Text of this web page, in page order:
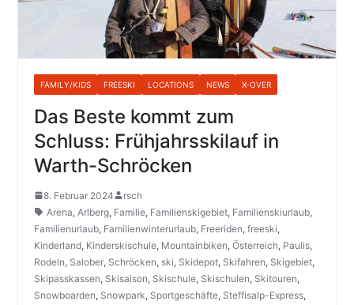
FAMILY/KIDS FREESKI LOCATIONS NEWS X-OVER
Das Beste kommt zum
Schluss: Frühjahrsskilauf in
Warth-Schröcken
8. Februar 2024
rsch
Arena, Arlberg, Familie, Familienskigebiet, Familienskiurlaub,
Familienurlaub, Familienwinterurlaub, Freeriden, freeski,
Kinderland, Kinderskischule, Mountainbiken, Österreich, Paulis,
Rodeln, Salober, Schröcken, ski, Skidepot, Skifahren, Skigebiet,
Skipasskassen, Skisaison, Skischule, Skischulen, Skitouren,
Snowboarden, Snowpark, Sportgeschäfte, Steffisalp-Express,